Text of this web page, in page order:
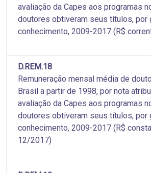
avaliação da Capes aos programas
doutores obtiveram seus títulos, por
conhecimento, 2009-2017 (R$
D.REM.18
Remuneração mensal média de
Brasil a partir de 1998, por nota
avaliação da Capes aos programas
doutores obtiveram seus títulos, por
conhecimento, 2009-2017 (R$
12/2017)